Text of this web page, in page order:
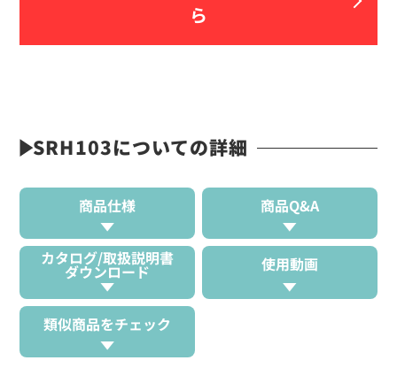
ら
SRH103についての詳細
商品仕様 商品Q&A
カタログ/取扱説明書
ダウンロード 使用動画
類似商品をチェック